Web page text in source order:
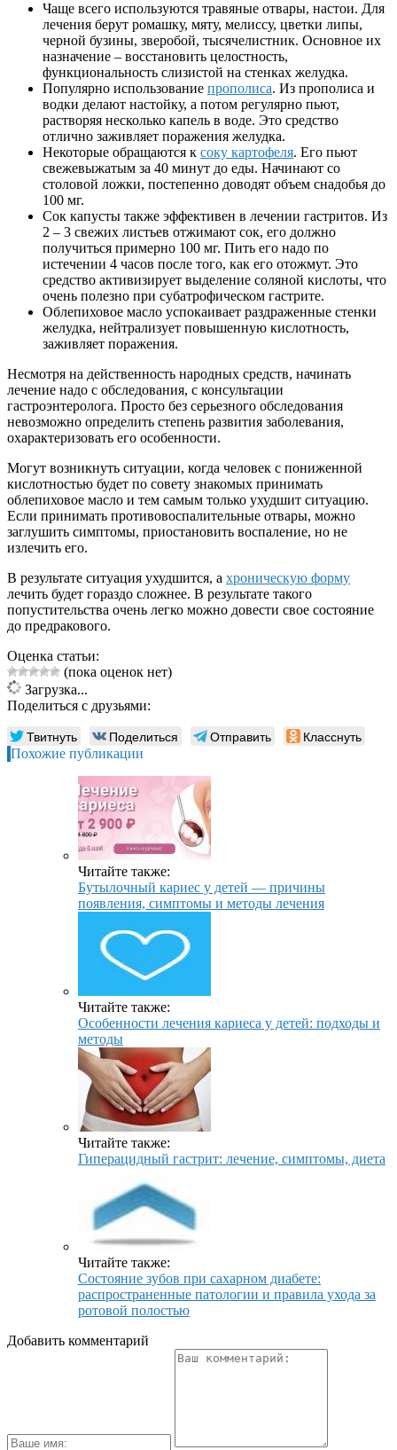
Чаще всего используются травяные отвары, настои. Для
лечения берут ромашку, мяту, мелиссу, цветки липы,
черной бузины, зверобой, тысячелистник. Основное их
назначение – восстановить целостность,
функциональность слизистой на стенках желудка.
Популярно использование прополиса. Из прополиса и
водки делают настойку, а потом регулярно пьют,
растворяя несколько капель в воде. Это средство
отлично заживляет поражения желудка.
Некоторые обращаются к соку картофеля. Его пьют
свежевыжатым за 40 минут до еды. Начинают со
столовой ложки, постепенно доводят объем снадобья до
100 мг.
Сок капусты также эффективен в лечении гастритов. Из
2 – 3 свежих листьев отжимают сок, его должно
получиться примерно 100 мг. Пить его надо по
истечении 4 часов после того, как его отожмут. Это
средство активизирует выделение соляной кислоты, что
очень полезно при субатрофическом гастрите.
Облепиховое масло успокаивает раздраженные стенки
желудка, нейтрализует повышенную кислотность,
заживляет поражения.
Несмотря на действенность народных средств, начинать
лечение надо с обследования, с консультации
гастроэнтеролога. Просто без серьезного обследования
невозможно определить степень развития заболевания,
охарактеризовать его особенности.
Могут возникнуть ситуации, когда человек с пониженной
кислотностью будет по совету знакомых принимать
облепиховое масло и тем самым только ухудшит ситуацию.
Если принимать противовоспалительные отвары, можно
заглушить симптомы, приостановить воспаление, но не
излечить его.
В результате ситуация ухудшится, а хроническую форму
лечить будет гораздо сложнее. В результате такого
попустительства очень легко можно довести свое состояние
до предракового.
Оценка статьи:
(пока оценок нет)
Загрузка...
Поделиться с друзьями:
Твитнуть Поделиться Отправить Класснуть
Похожие публикации
Читайте также:
Бутылочный кариес у детей — причины
появления, симптомы и методы лечения
Читайте также:
Особенности лечения кариеса у детей: подходы и
методы
Читайте также:
Гиперацидный гастрит: лечение, симптомы, диета
Читайте также:
Состояние зубов при сахарном диабете:
распространенные патологии и правила ухода за
ротовой полостью
Добавить комментарий